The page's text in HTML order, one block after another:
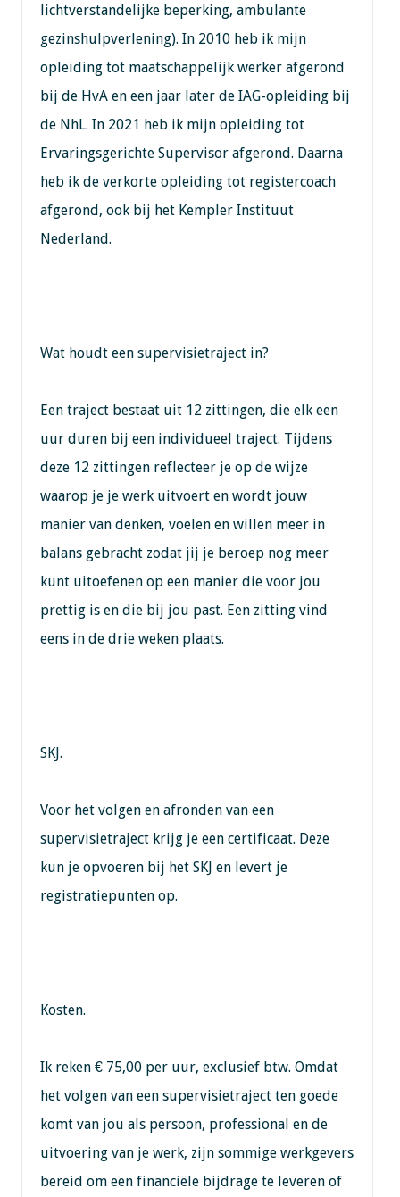
lichtverstandelijke beperking, ambulante
gezinshulpverlening). In 2010 heb ik mijn
opleiding tot maatschappelijk werker afgerond
bij de HvA en een jaar later de IAG-opleiding bij
de NhL. In 2021 heb ik mijn opleiding tot
Ervaringsgerichte Supervisor afgerond. Daarna
heb ik de verkorte opleiding tot registercoach
afgerond, ook bij het Kempler Instituut
Nederland.
Wat houdt een supervisietraject in?
Een traject bestaat uit 12 zittingen, die elk een
uur duren bij een individueel traject. Tijdens
deze 12 zittingen reflecteer je op de wijze
waarop je je werk uitvoert en wordt jouw
manier van denken, voelen en willen meer in
balans gebracht zodat jij je beroep nog meer
kunt uitoefenen op een manier die voor jou
prettig is en die bij jou past. Een zitting vind
eens in de drie weken plaats.
SKJ.
Voor het volgen en afronden van een
supervisietraject krijg je een certificaat. Deze
kun je opvoeren bij het SKJ en levert je
registratiepunten op.
Kosten.
Ik reken € 75,00 per uur, exclusief btw. Omdat
het volgen van een supervisietraject ten goede
komt van jou als persoon, professional en de
uitvoering van je werk, zijn sommige werkgevers
bereid om een financiële bijdrage te leveren of